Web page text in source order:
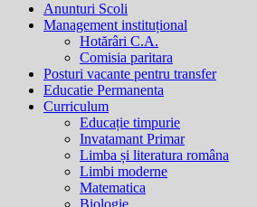
Anunturi Scoli
Management instituțional
Hotărâri C.A.
Comisia paritara
Posturi vacante pentru transfer
Educatie Permanenta
Curriculum
Educație timpurie
Invatamant Primar
Limba și literatura româna
Limbi moderne
Matematica
Biologie